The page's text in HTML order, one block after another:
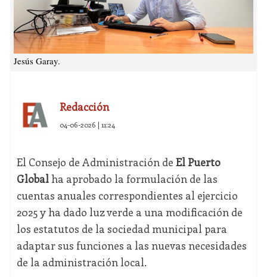
Jesús Garay.
Redacción
04-06-2026 | 11:24
El Consejo de Administración de El Puerto
Globalha aprobado la formulación de las
cuentas anuales correspondientes al ejercicio
2025 y ha dado luz verde a una modificación de
los estatutos de la sociedad municipal para
adaptar sus funciones a las nuevas necesidades
de la administración local.